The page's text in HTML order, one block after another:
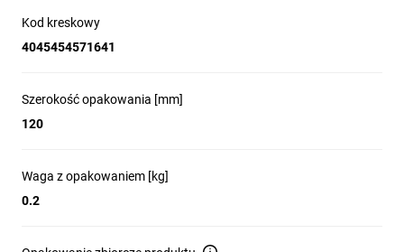
Kod kreskowy
4045454571641
Szerokość opakowania [mm]
120
Waga z opakowaniem [kg]
0.2